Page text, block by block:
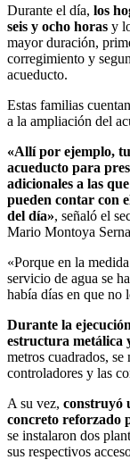
Durante el día, los
seis y ocho horas y
mayor duración,
corregimiento y
acueducto.
Estas familias
a la ampliación del
«Allí por ejemplo,
acueducto para
adicionales a las
pueden contar con
del día», señaló el
Mario Montoya
«Porque en la
servicio de agua se
había días en que no
Durante la
estructura metálica
metros cuadrados,
controladores y las
A su vez, construyó
concreto reforzado
se instalaron dos
sus respectivos